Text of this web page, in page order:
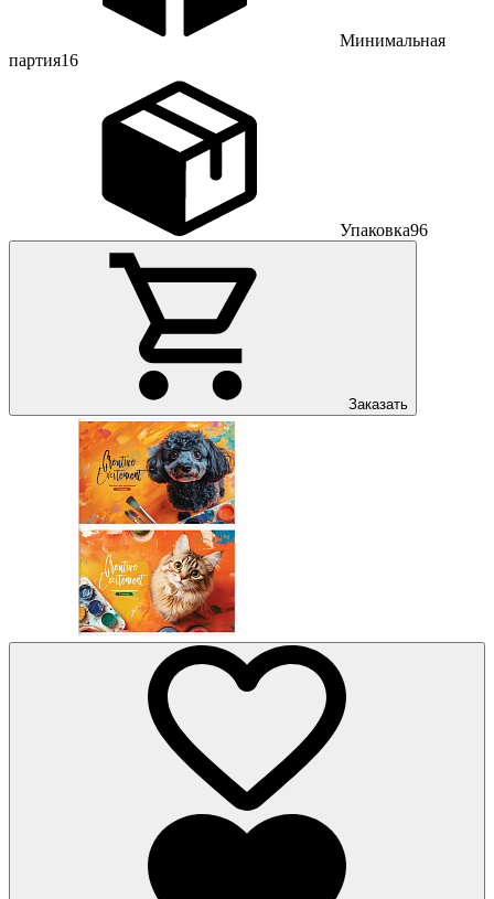
Минимальная
партия16
Упаковка96
Заказать